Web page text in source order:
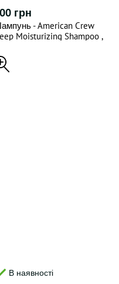
грн
- American Crew
Moisturizing Shampoo ,
В наявності